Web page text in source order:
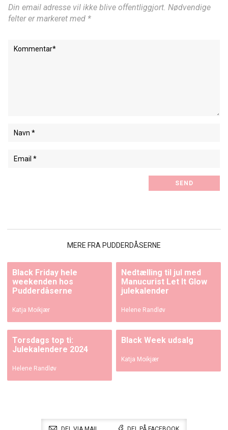
Din email adresse vil ikke blive offentliggjort. Nødvendige
felter er markeret med *
MERE FRA PUDDERDÅSERNE
Black Friday hele
weekenden hos
Pudderdåserne
Katja Moikjær
Nedtælling til jul med
Manucurist Let It Glow
julekalender
Helene Randløv
Torsdags top ti:
Julekalendere 2024
Helene Randløv
Black Week udsalg
Katja Moikjær